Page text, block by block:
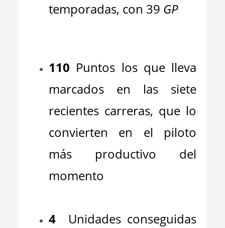
temporadas, con 39 GP
110 Puntos los que lleva
marcados en las siete
recientes carreras, que lo
convierten en el piloto
más productivo del
momento
4 Unidades conseguidas